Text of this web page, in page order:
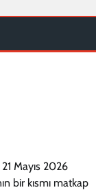
Mayıs 2026
bir kısmı matkap